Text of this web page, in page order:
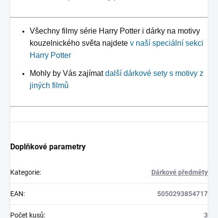
Všechny filmy série Harry Potter i dárky na motivy
kouzelnického světa najdete v naší speciální sekci
Harry Potter
Mohly by Vás zajímatdalší dárkové sety s motivy z
jiných filmů
Doplňkové parametry
Kategorie: Dárkové předměty
EAN: 5050293854717
Počet kusů: 3